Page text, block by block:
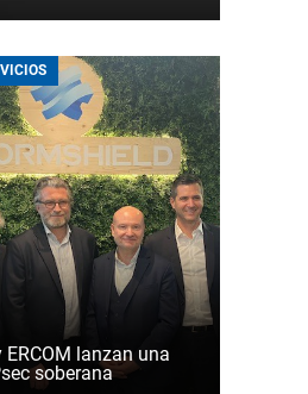
lanzan una
soberana